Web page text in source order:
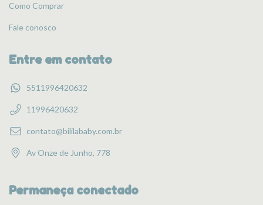
Como Comprar
Fale conosco
Entre em contato
5511996420632
11996420632
contato@bililababy.com.br
Av Onze de Junho, 778
Permaneça conectado